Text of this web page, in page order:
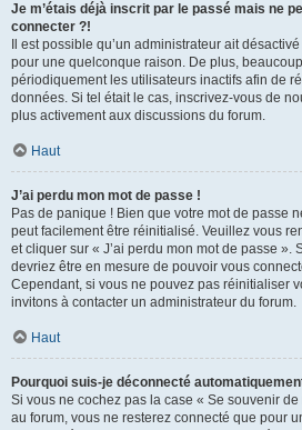
Je m’étais déjà inscrit par le passé mais ne
connecter ?!
Il est possible qu’un administrateur ait
pour une quelconque raison. De plus,
périodiquement les utilisateurs inactifs afin de
données. Si tel était le cas, inscrivez-vous de
plus activement aux discussions du forum.
Haut
J’ai perdu mon mot de passe !
Pas de panique ! Bien que votre mot de passe
peut facilement être réinitialisé. Veuillez vous
et cliquer sur « J’ai perdu mon mot de passe ».
devriez être en mesure de pouvoir vous
Cependant, si vous ne pouvez pas réinitialiser
invitons à contacter un administrateur du forum.
Haut
Pourquoi suis-je déconnecté
Si vous ne cochez pas la case « Se souvenir
au forum, vous ne resterez connecté que pour